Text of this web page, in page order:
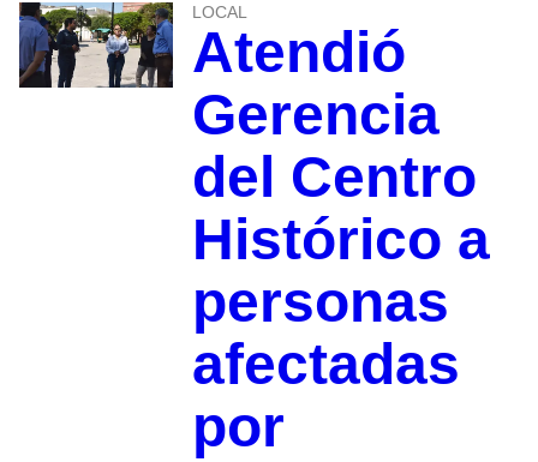
LOCAL
Atendió
Gerencia
del Centro
Histórico a
personas
afectadas
por